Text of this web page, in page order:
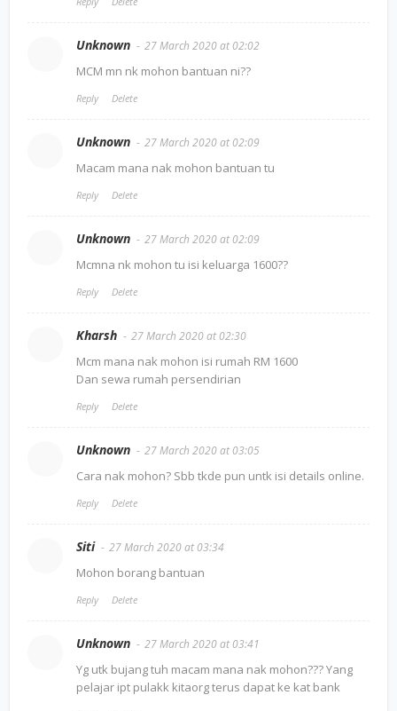
Unknown 27 March 2020 at 02:02
MCM mn nk mohon bantuan ni??
Reply Delete
Unknown 27 March 2020 at 02:09
Macam mana nak mohon bantuan tu
Reply Delete
Unknown 27 March 2020 at 02:09
Mcmna nk mohon tu isi keluarga 1600??
Reply Delete
Kharsh 27 March 2020 at 02:30
Mcm mana nak mohon isi rumah RM 1600
Dan sewa rumah persendirian
Reply Delete
Unknown 27 March 2020 at 03:05
Cara nak mohon? Sbb tkde pun untk isi details online.
Reply Delete
Siti 27 March 2020 at 03:34
Mohon borang bantuan
Reply Delete
Unknown 27 March 2020 at 03:41
Yg utk bujang tuh macam mana nak mohon??? Yang
pelajar ipt pulakk kitaorg terus dapat ke kat bank